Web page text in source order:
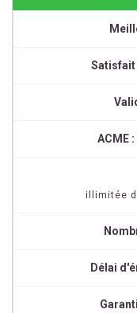
Satisfait
ACME :
illimitée
Délai